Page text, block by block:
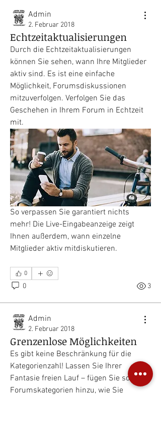
Admin
2. Februar 2018
Echtzeitaktualisierungen
Durch die Echtzeitaktualisierungen
können Sie sehen, wann Ihre Mitglieder
aktiv sind. Es ist eine einfache
Möglichkeit, Forumsdiskussionen
mitzuverfolgen. Verfolgen Sie das
Geschehen in Ihrem Forum in Echtzeit
mit.
So verpassen Sie garantiert nichts
mehr! Die Live-Eingabeanzeige zeigt
Ihnen außerdem, wann einzelne
Mitglieder aktiv mitdiskutieren.
0
0 3
Admin
2. Februar 2018
Grenzenlose Möglichkeiten
Es gibt keine Beschränkung für die
Kategorienzahl! Lassen Sie Ihrer
Fantasie freien Lauf – fügen Sie so viele
Forumskategorien hinzu, wie Sie
Info